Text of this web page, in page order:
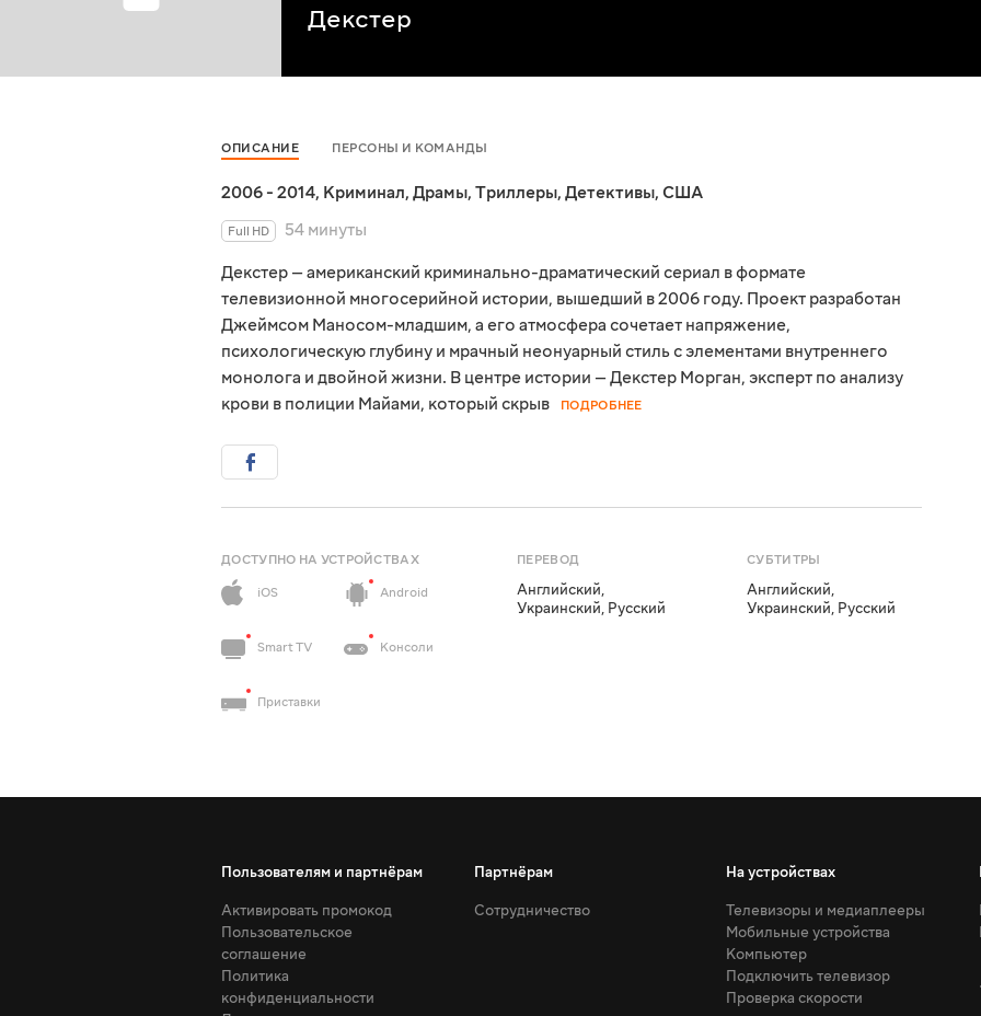
Декстер
ОПИСАНИЕ ПЕРСОНЫ И КОМАНДЫ
2006 - 2014, Криминал, Драмы, Триллеры, Детективы, США
Full HD
54 минуты
Декстер — американский криминально-драматический сериал в формате
телевизионной многосерийной истории, вышедший в 2006 году. Проект разработан
Джеймсом Маносом-младшим, а его атмосфера сочетает напряжение,
психологическую глубину и мрачный неонуарный стиль с элементами внутреннего
монолога и двойной жизни. В центре истории — Декстер Морган, эксперт по анализу
крови в полиции Майами, который скрыв
ПОДРОБНЕЕ
ДОСТУПНО НА УСТРОЙСТВАХ
iOS
Android
Smart TV Консоли
Приставки
ПЕРЕВОД
Английский,
Украинский, Русский
СУБТИТРЫ
Английский,
Украинский, Русский
Пользователям и партнёрам
Активировать промокод
Пользовательское
соглашение
Политика
конфиденциальности
Партнёрам
Сотрудничество
На устройствах
Телевизоры и медиаплееры
Мобильные устройства
Компьютер
Подключить телевизор
Проверка скорости